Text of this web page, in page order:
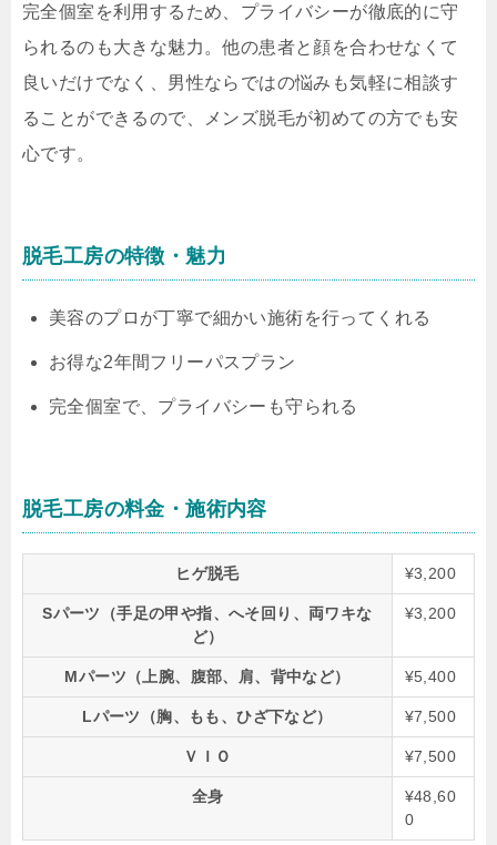
完全個室を利用するため、プライバシーが徹底的に守
られるのも大きな魅力。他の患者と顔を合わせなくて
良いだけでなく、男性ならではの悩みも気軽に相談す
ることができるので、メンズ脱毛が初めての方でも安
心です。
脱毛工房の特徴・魅力
美容のプロが丁寧で細かい施術を行ってくれる
お得な2年間フリーパスプラン
完全個室で、プライバシーも守られる
脱毛工房の料金・施術内容
ヒゲ脱毛 ¥3,200
Sパーツ（手足の甲や指、へそ回り、両ワキな
ど）
¥3,200
Mパーツ（上腕、腹部、肩、背中など） ¥5,400
Lパーツ（胸、もも、ひざ下など） ¥7,500
ＶＩＯ ¥7,500
全身
¥48,60
0